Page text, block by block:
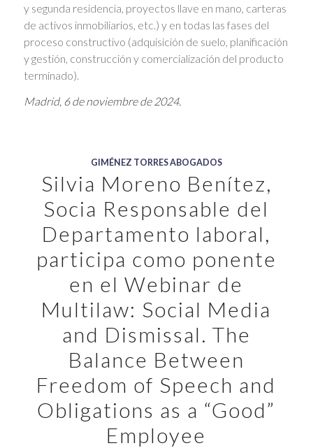
y segunda residencia, proyectos llave en mano, carteras
de activos inmobiliarios, etc.) y en todas las fases del
proceso constructivo (adquisición de suelo, planificación
y gestión, construcción y comercialización del producto
terminado).
Madrid, 6 de noviembre de 2024.
GIMÉNEZ TORRES ABOGADOS
Silvia Moreno Benítez,
Socia Responsable del
Departamento laboral,
participa como ponente
en el Webinar de
Multilaw: Social Media
and Dismissal. The
Balance Between
Freedom of Speech and
Obligations as a “Good”
Employee